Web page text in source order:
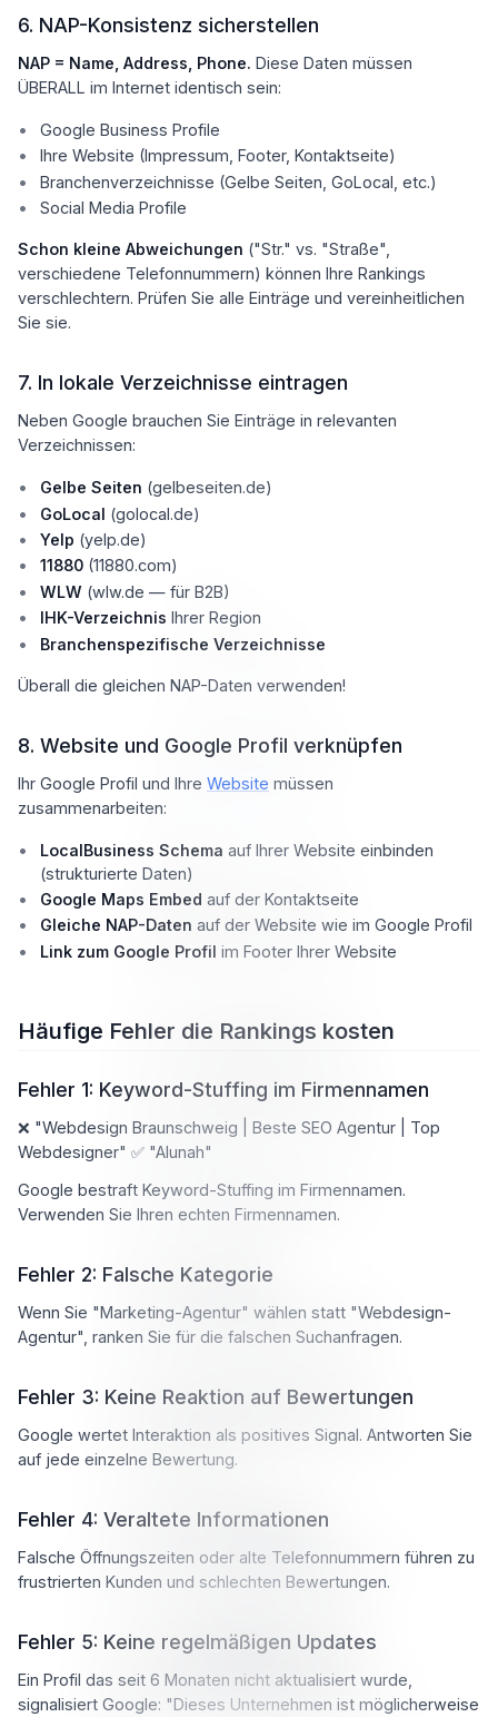
6. NAP-Konsistenz sicherstellen
NAP = Name, Address, Phone. Diese Daten müssen
ÜBERALL im Internet identisch sein:
Google Business Profile
Ihre Website (Impressum, Footer, Kontaktseite)
Branchenverzeichnisse (Gelbe Seiten, GoLocal, etc.)
Social Media Profile
Schon kleine Abweichungen ("Str." vs. "Straße",
verschiedene Telefonnummern) können Ihre Rankings
verschlechtern. Prüfen Sie alle Einträge und vereinheitlichen
Sie sie.
7. In lokale Verzeichnisse eintragen
Neben Google brauchen Sie Einträge in relevanten
Verzeichnissen:
Gelbe Seiten (gelbeseiten.de)
GoLocal (golocal.de)
Yelp (yelp.de)
11880 (11880.com)
WLW (wlw.de — für B2B)
IHK-Verzeichnis Ihrer Region
Branchenspezifische Verzeichnisse
Überall die gleichen NAP-Daten verwenden!
8. Website und Google Profil verknüpfen
Ihr Google Profil und Ihre Website müssen
zusammenarbeiten:
LocalBusiness Schema auf Ihrer Website einbinden
(strukturierte Daten)
Google Maps Embed auf der Kontaktseite
Gleiche NAP-Daten auf der Website wie im Google Profil
Link zum Google Profil im Footer Ihrer Website
Häufige Fehler die Rankings kosten
Fehler 1: Keyword-Stuffing im Firmennamen
❌ "Webdesign Braunschweig | Beste SEO Agentur | Top
Webdesigner" ✅ "Alunah"
Google bestraft Keyword-Stuffing im Firmennamen.
Verwenden Sie Ihren echten Firmennamen.
Fehler 2: Falsche Kategorie
Wenn Sie "Marketing-Agentur" wählen statt "Webdesign-
Agentur", ranken Sie für die falschen Suchanfragen.
Fehler 3: Keine Reaktion auf Bewertungen
Google wertet Interaktion als positives Signal. Antworten Sie
auf jede einzelne Bewertung.
Fehler 4: Veraltete Informationen
Falsche Öffnungszeiten oder alte Telefonnummern führen zu
frustrierten Kunden und schlechten Bewertungen.
Fehler 5: Keine regelmäßigen Updates
Ein Profil das seit 6 Monaten nicht aktualisiert wurde,
signalisiert Google: "Dieses Unternehmen ist möglicherweise